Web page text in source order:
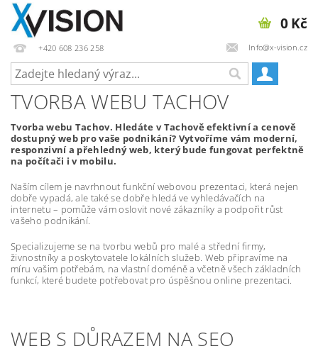
+420 608 236 258 Info@x-vision.cz
0 Kč
TVORBA WEBU TACHOV
Tvorba webu Tachov. Hledáte v Tachově efektivní a cenově
dostupný web pro vaše podnikání? Vytvoříme vám moderní,
responzivní a přehledný web, který bude fungovat perfektně
na počítači i v mobilu.
Naším cílem je navrhnout funkční webovou prezentaci, která nejen
dobře vypadá, ale také se dobře hledá ve vyhledávačích na
internetu – pomůže vám oslovit nové zákazníky a podpořit růst
vašeho podnikání.
Specializujeme se na tvorbu webů pro malé a střední firmy,
živnostníky a poskytovatele lokálních služeb. Web připravíme na
míru vašim potřebám, na vlastní doméně a včetně všech základních
funkcí, které budete potřebovat pro úspěšnou online prezentaci.
WEB S DŮRAZEM NA SEO